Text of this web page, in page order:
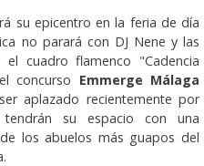
su epicentro en la feria de día
no parará con DJ Nene y las
cuadro flamenco "Cadencia
concurso Emmerge Málaga
aplazado recientemente por
su espacio con una
los abuelos más guapos del